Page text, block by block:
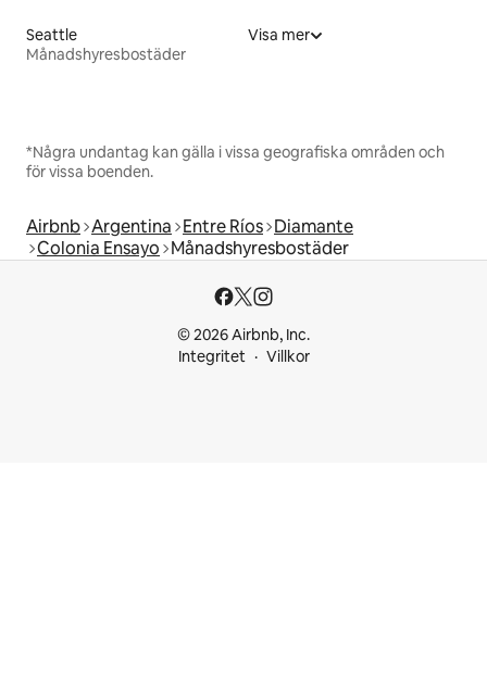
Seattle
Månadshyresbostäder
Visa mer
*Några undantag kan gälla i vissa geografiska områden och
för vissa boenden.
Airbnb Argentina Entre Ríos Diamante
Colonia Ensayo Månadshyresbostäder
© 2026 Airbnb, Inc.
Integritet
Villkor